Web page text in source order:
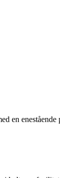
en enestående